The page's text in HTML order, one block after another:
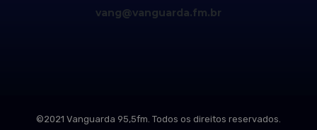
vang@vanguarda.fm.br
©2021 Vanguarda 95,5fm. Todos os direitos reservados.